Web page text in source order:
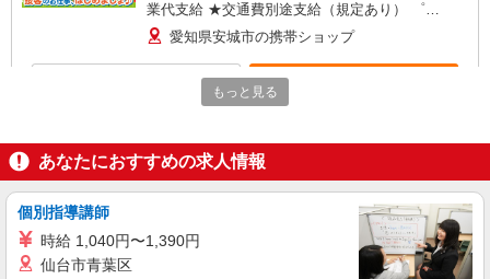
業代支給 ★交通費別途支給（規定あり） ゜
+゜・。○。・゜+゜・。○。・゜+゜ 入社祝い金10
万円支給(規定有) お友達を紹介頂くと, インセンテ
ィブ支給(規定有) ★月2回払い・週払い可能（規程
有）★ ゜・。○。・゜+゜・。○。・゜+゜
愛知県安城市の携帯ショップ
株式会社シエロ
【エーユー】の店舗スタッフ
時給1400円〜 ※別途インセンティブ制度あり
○。・゜+゜・。○。・゜+゜ 入社祝い金10万円支
もっと見る
あなたにおすすめの求人情報
個別指導講師
時給 1,040円〜1,390円
仙台市青葉区